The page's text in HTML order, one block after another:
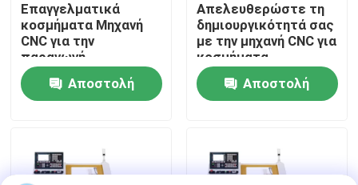
Επικοινωνήστε μαζί μας
Ειδήσεις
Μπλογκ
Επαγγελματικά
κοσμήματα Μηχανή
CNC για την
παραγωγή
κοσμημάτων υψηλού
επιπέδουΑποστολή
Απελευθερώστε τη
δημιουργικότητά σας
με την μηχανή CNC για
κοσμήματα
Αποστολή